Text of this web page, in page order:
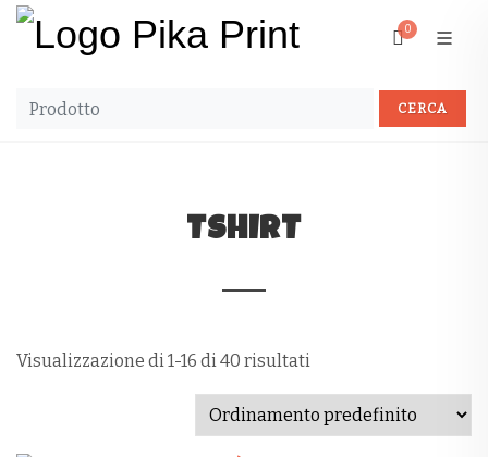
0
TSHIRT
Visualizzazione di 1-16 di 40 risultati